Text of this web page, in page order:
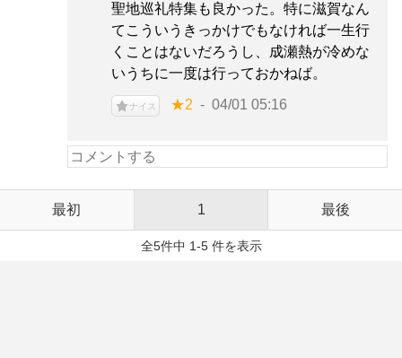
聖地巡礼特集も良かった。特に滋賀なん
てこういうきっかけでもなければ一生行
くことはないだろうし、成瀬熱が冷めな
いうちに一度は行っておかねば。
ナイス ★2 04/01 05:16
最初 1 最後
全5件中 1-5 件を表示